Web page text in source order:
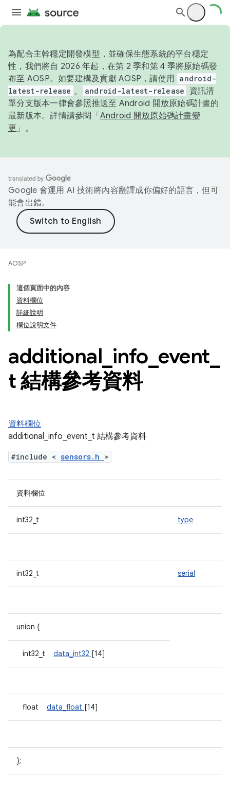
為配合主幹穩定開發模型，並確保生態系統的平台穩定
性，我們將自 2026 年起，在第 2 季和第 4 季將原始碼發
布至 AOSP。如要建構及貢獻 AOSP，請使用 android-
latest-release 。 android-latest-release
資訊清
單分支版本一律會參照推送至 Android 開放原始碼計畫的
最新版本。詳情請參閱「 Android 開放原始碼計畫變
更 」。
Google 會運用 AI 技術將內容翻譯成你偏好的語言，但可
能會出錯。
AOSP
這個頁面中的內容
資料欄位
詳細說明
欄位說明文件
additional info event
t 結構參考資料
資料欄位
additional_info_event_t 結構參考資料
#include < sensors.h >
資料欄位
int32_t type
int32_t serial
union {
int32_t data_int32 [14]
float data_float [14]
};